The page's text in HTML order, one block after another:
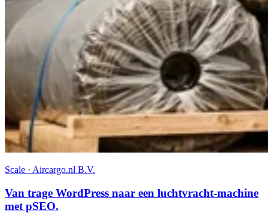
Scale · Aircargo.nl B.V.
Van trage WordPress naar een luchtvracht-machine
met pSEO.